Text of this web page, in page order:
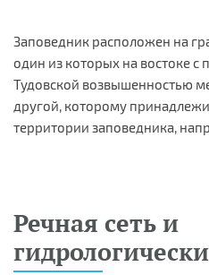
Заповедник расположен на
один из которых на востоке
Тудовской возвышенностью
другой, которому
территории заповедника,
Речная сеть и